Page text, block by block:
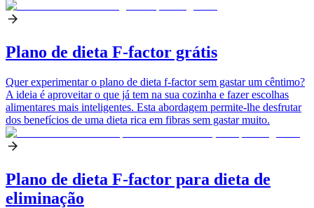
Plano de dieta F-factor grátis
Quer experimentar o plano de dieta f-factor sem gastar um cêntimo?
A ideia é aproveitar o que já tem na sua cozinha e fazer escolhas
alimentares mais inteligentes. Esta abordagem permite-lhe desfrutar
dos benefícios de uma dieta rica em fibras sem gastar muito.
Plano de dieta F-factor para dieta de
eliminação